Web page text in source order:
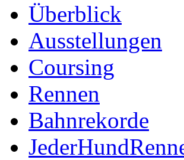
Überblick
Ausstellungen
Coursing
Rennen
Bahnrekorde